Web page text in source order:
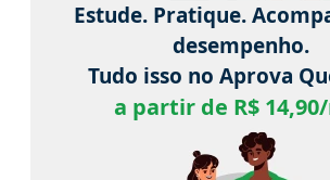
Estude. Pratique.
desempenho.
Tudo isso no Aprova
a partir de R$